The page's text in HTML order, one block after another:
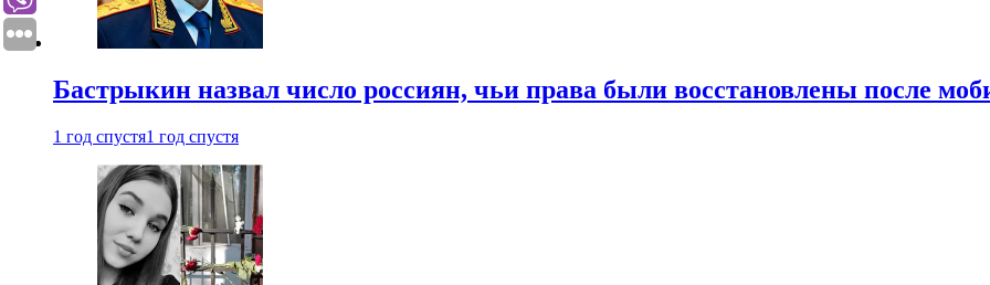
Бастрыкин назвал число россиян, чьи права были восстановлены после
1 год спустя1 год спустя